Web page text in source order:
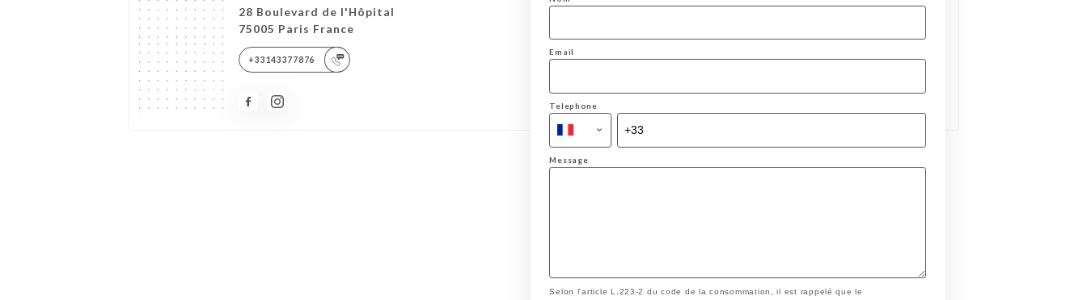
28 Boulevard de l'Hôpital
75005 Paris France
+33143377876
Email
Telephone
Message
Selon l'article L.223-2 du code de la consommation, il est rappelé que le